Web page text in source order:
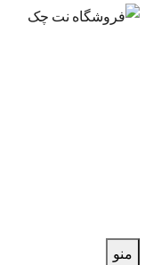
منو